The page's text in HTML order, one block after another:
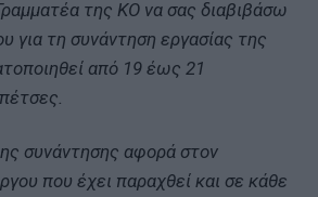
της ΚΟ να σας διαβιβάσω
για τη συνάντηση εργασίας της
από 19 έως 21
συνάντησης αφορά στον
που έχει παραχθεί και σε κάθε